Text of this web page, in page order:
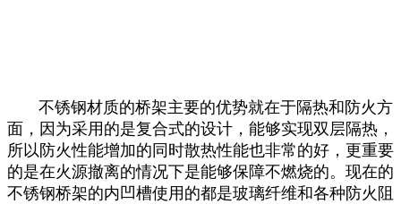
不锈钢材质的桥架主要的优势就在于隔热和防火方
面，因为采用的是复合式的设计，能够实现双层隔热，
所以防火性能增加的同时散热性能也非常的好，更重要
的是在火源撤离的情况下是能够保障不燃烧的。现在的
不锈钢桥架的内凹槽使用的都是玻璃纤维和各种防火阻